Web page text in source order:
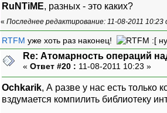
RuNTiME, разных - это каких?
« Последнее редактирование: 11-08-2011 10:23
RTFM уже хоть раз наконец! :[
Re: Атомарность операций
« Ответ #20 : 11-08-2011 10:23 »
Ochkarik, А разве у нас есть только
вздумается компилить библиотеку